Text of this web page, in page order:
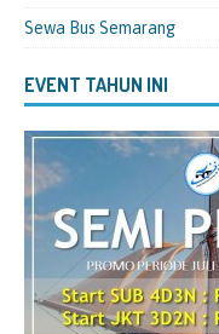
Sewa Bus Semarang
EVENT TAHUN INI